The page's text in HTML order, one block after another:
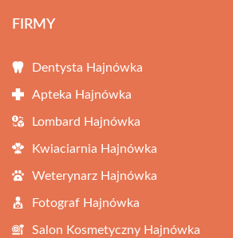
FIRMY
Dentysta Hajnówka
Apteka Hajnówka
Lombard Hajnówka
Kwiaciarnia Hajnówka
Weterynarz Hajnówka
Fotograf Hajnówka
Salon Kosmetyczny Hajnówka